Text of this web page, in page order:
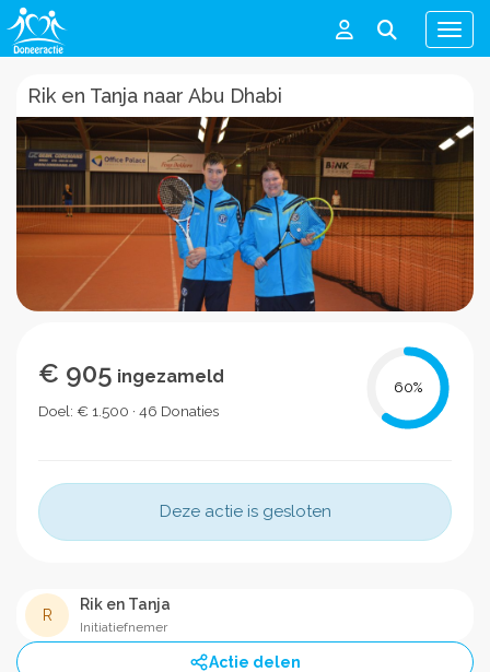
Menu
Rik en Tanja naar Abu Dhabi
€ 905 ingezameld
Doel: € 1.500 · 46 Donaties
60%
Deze actie is gesloten
R
Rik en Tanja
Initiatiefnemer
Actie delen